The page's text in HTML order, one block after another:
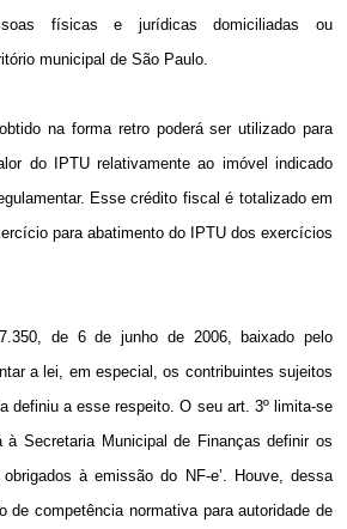
físicas e jurídicas domiciliadas ou
municipal de São Paulo.
na forma retro poderá ser utilizado para
do IPTU relativamente ao imóvel indicado
Esse crédito fiscal é totalizado em
para abatimento do IPTU dos exercícios
de 6 de junho de 2006, baixado pelo
a lei, em especial, os contribuintes sujeitos
definiu a esse respeito. O seu art. 3º limita-se
à Secretaria Municipal de Finanças definir os
à emissão do NF-e’. Houve, dessa
de competência normativa para autoridade de